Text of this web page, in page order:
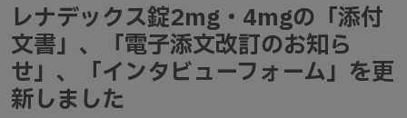
レナデックス錠2mg・4mgの「添付
文書」、「電子添文改訂のお知ら
せ」、「インタビューフォーム」を更
新しました